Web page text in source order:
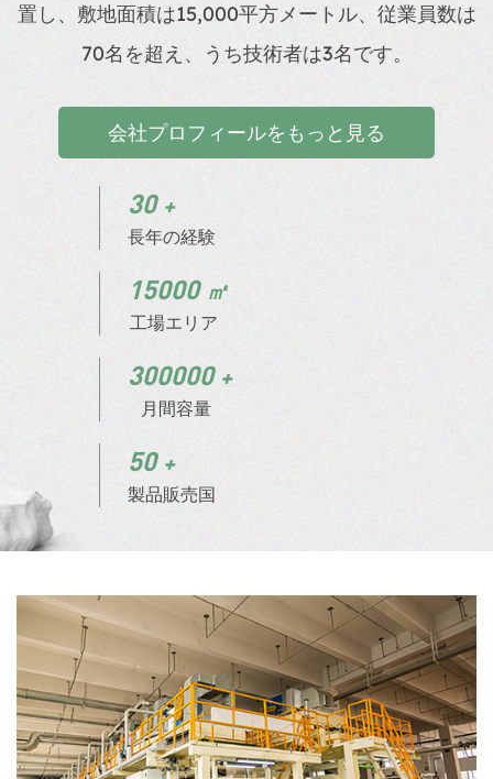
置し、敷地面積は15,000平方メートル、従業員数は
70名を超え、うち技術者は3名です。
会社プロフィールをもっと見る
30
長年の経験
15000
工場エリア
300000
月間容量
50
製品販売国